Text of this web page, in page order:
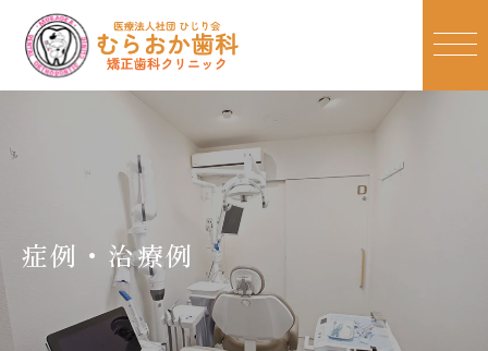
症例・治療例